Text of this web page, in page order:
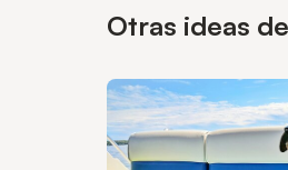
Otras ideas